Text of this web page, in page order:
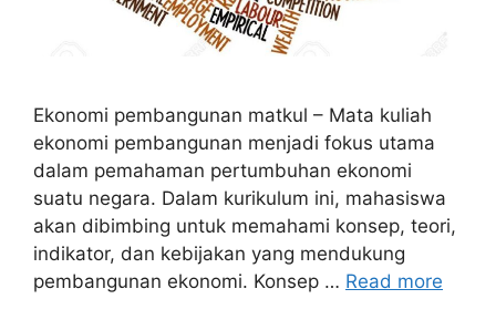
Ekonomi pembangunan matkul – Mata kuliah
ekonomi pembangunan menjadi fokus utama
dalam pemahaman pertumbuhan ekonomi
suatu negara. Dalam kurikulum ini, mahasiswa
akan dibimbing untuk memahami konsep, teori,
indikator, dan kebijakan yang mendukung
pembangunan ekonomi. Konsep … Read more